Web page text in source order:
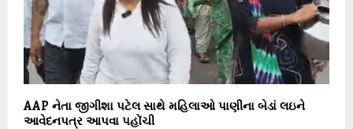
AAP નેતા જીગીશા પટેલ સાથે મહિલાઓ પાણીના બેડાં લઇને
આવેદનપત્ર આપવા પહોંચી